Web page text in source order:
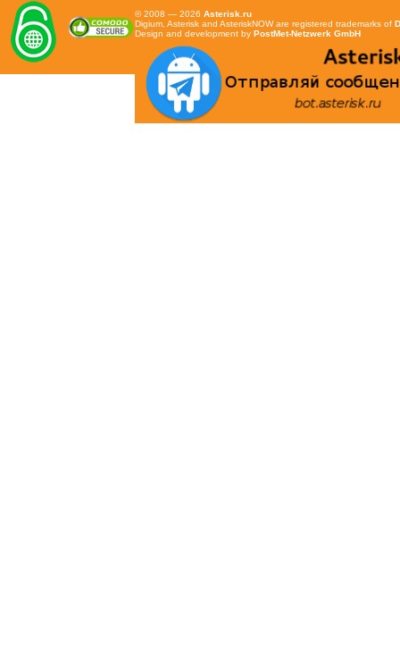
© 2008 — 2026 Asterisk.ru
Digium, Asterisk and AsteriskNOW are registered trademarks of
Design and development by PostMet-Netzwerk GmbH